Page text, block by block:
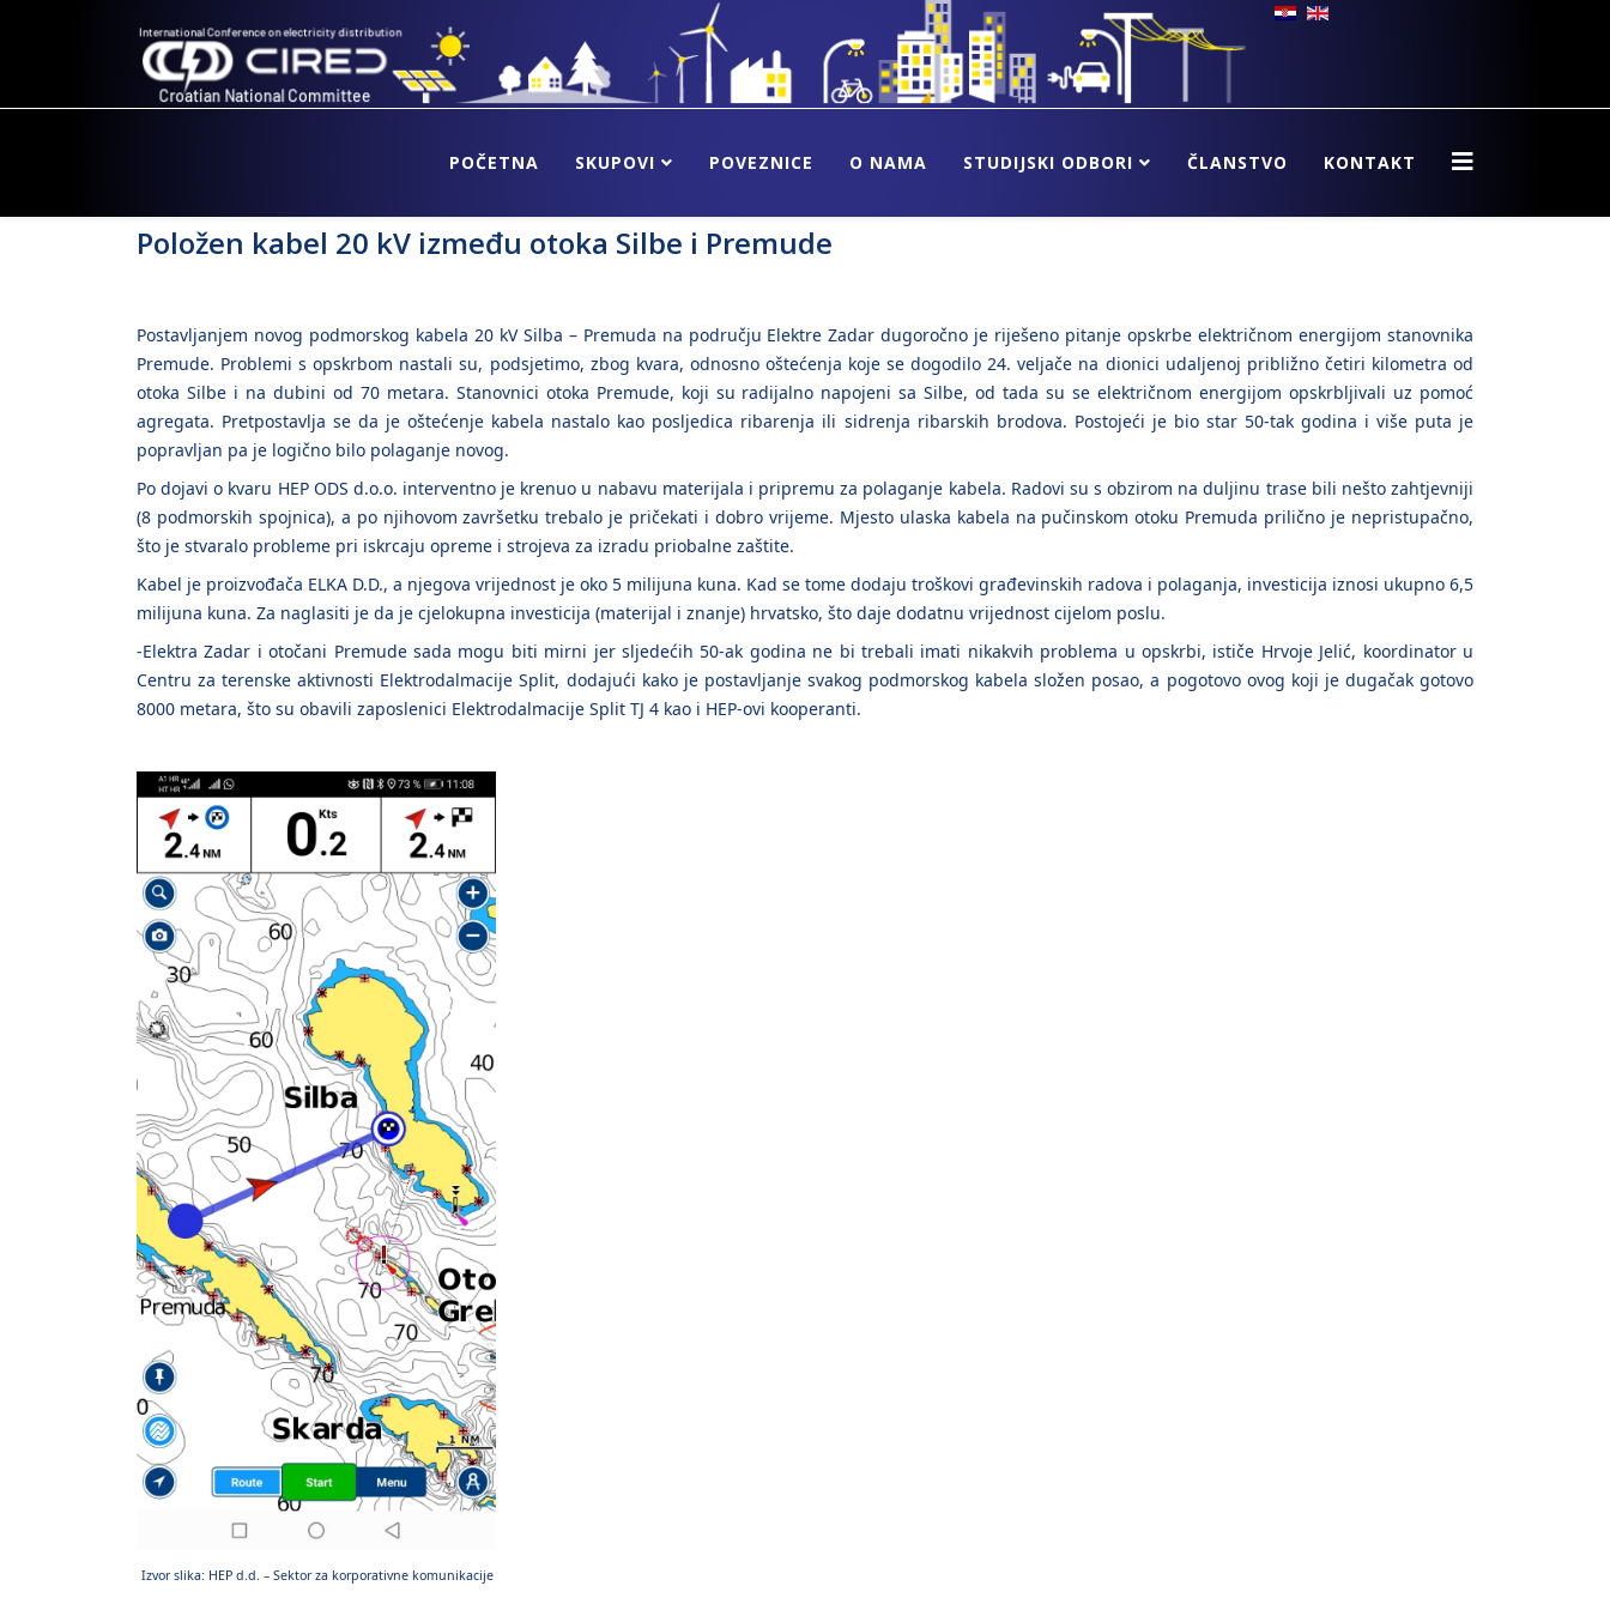
POČETNA SKUPOVI POVEZNICE O NAMA STUDIJSKI ODBORI ČLANSTVO KONTAKT
Položen kabel 20 kV između otoka Silbe i Premude
Postavljanjem novog podmorskog kabela 20 kV Silba – Premuda na području Elektre Zadar dugoročno je riješeno pitanje opskrbe električnom energijom stanovnika
Premude. Problemi s opskrbom nastali su, podsjetimo, zbog kvara, odnosno oštećenja koje se dogodilo 24. veljače na dionici udaljenoj približno četiri kilometra od
otoka Silbe i na dubini od 70 metara. Stanovnici otoka Premude, koji su radijalno napojeni sa Silbe, od tada su se električnom energijom opskrbljivali uz pomoć
agregata.​ Pretpostavlja se da je oštećenje kabela nastalo kao posljedica ribarenja ili sidrenja ribarskih brodova. Postojeći je bio star 50-tak godina i više puta je
popravljan pa je logično bilo polaganje novog.
Po dojavi o kvaru HEP ODS d.o.o. interventno je krenuo u nabavu materijala i pripremu za polaganje kabela. Radovi su s obzirom na duljinu trase bili nešto zahtjevniji
(8 podmorskih spojnica), a po njihovom završetku trebalo je pričekati i dobro vrijeme. Mjesto ulaska kabela na pučinskom otoku Premuda prilično je nepristupačno,
što je stvaralo probleme pri iskrcaju opreme i strojeva za izradu priobalne zaštite.
Kabel je proizvođača ELKA D.D., a njegova vrijednost je oko 5 milijuna kuna. Kad se tome dodaju troškovi građevinskih radova i polaganja, investicija iznosi ukupno 6,5
milijuna kuna. Za naglasiti je da je cjelokupna investicija (materijal i znanje) hrvatsko, što daje dodatnu vrijednost cijelom poslu.
-Elektra Zadar i otočani Premude sada mogu biti mirni jer sljedećih 50-ak godina ne bi trebali imati nikakvih problema u opskrbi, ističe Hrvoje Jelić, koordinator u
Centru za terenske aktivnosti Elektrodalmacije Split, dodajući kako je postavljanje svakog podmorskog kabela složen posao, a pogotovo ovog koji je dugačak gotovo
8000 metara, što su obavili zaposlenici Elektrodalmacije Split TJ 4 kao i HEP-ovi kooperanti.
Izvor slika: HEP d.d. – Sektor za korporativne komunikacije